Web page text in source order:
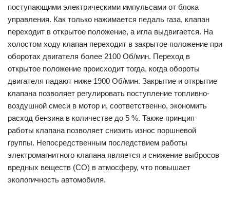
поступающими электрическими импульсами от блока
управления. Как только нажимается педаль газа, клапан
переходит в открытое положение, а игла выдвигается. На
холостом ходу клапан переходит в закрытое положение при
оборотах двигателя более 2100 Об/мин. Переход в
открытое положение происходит тогда, когда обороты
двигателя падают ниже 1900 Об/мин. Закрытие и открытие
клапана позволяет регулировать поступление топливно-
воздушной смеси в мотор и, соответственно, экономить
расход бензина в количестве до 5 %. Также принцип
работы клапана позволяет снизить износ поршневой
группы. Непосредственным последствием работы
электромагнитного клапана является и снижение выбросов
вредных веществ (CO) в атмосферу, что повышает
экологичность автомобиля.